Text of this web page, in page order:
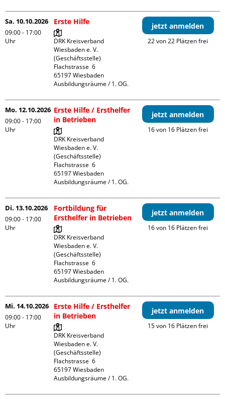
Sa. 10.10.2026
09:00 - 17:00
Uhr
Erste Hilfe
DRK Kreisverband
Wiesbaden e. V.
(Geschäftsstelle)
Flachstrasse  6
65197 Wiesbaden
Ausbildungsräume / 1. OG.
jetzt anmelden
22 von 22 Plätzen frei
Mo. 12.10.2026
09:00 - 17:00
Uhr
Erste Hilfe / Ersthelfer
in Betrieben
DRK Kreisverband
Wiesbaden e. V.
(Geschäftsstelle)
Flachstrasse  6
65197 Wiesbaden
Ausbildungsräume / 1. OG.
jetzt anmelden
16 von 16 Plätzen frei
Di. 13.10.2026
09:00 - 17:00
Uhr
Fortbildung für
Ersthelfer in Betrieben
DRK Kreisverband
Wiesbaden e. V.
(Geschäftsstelle)
Flachstrasse  6
65197 Wiesbaden
Ausbildungsräume / 1. OG.
jetzt anmelden
16 von 16 Plätzen frei
Mi. 14.10.2026
09:00 - 17:00
Uhr
Erste Hilfe / Ersthelfer
in Betrieben
DRK Kreisverband
Wiesbaden e. V.
(Geschäftsstelle)
Flachstrasse  6
65197 Wiesbaden
Ausbildungsräume / 1. OG.
jetzt anmelden
15 von 16 Plätzen frei